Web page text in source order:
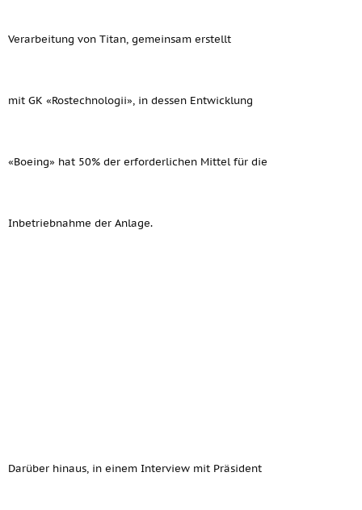
Verarbeitung von Titan, gemeinsam erstellt
mit GK «Rostechnologii», in dessen Entwicklung
«Boeing» hat 50% der erforderlichen Mittel für die
Inbetriebnahme der Anlage.
Darüber hinaus, in einem Interview mit Präsident